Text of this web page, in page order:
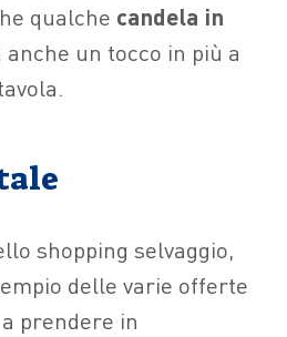
qualche candela in
anche un tocco in più a
shopping selvaggio,
delle varie offerte
prendere in